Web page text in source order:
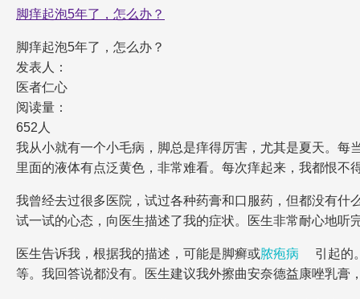
脚痒起泡5年了，怎么办？
脚痒起泡5年了，怎么办？
发表人：
医者仁心
阅读量：
652人
我从小就有一个小毛病，脚总是痒得厉害，尤其是夏天。
里面的液体有点泛黄色，非常难看。每次痒起来，我都恨
我曾经去过很多医院，试过各种药膏和口服药，但都没有什
试一试的心态，向医生描述了我的症状。医生非常耐心地
医生告诉我，根据我的描述，可能是脚癣或脓疱病
引起的
等。我回答说都没有。医生建议我外擦曲安奈德益康唑乳